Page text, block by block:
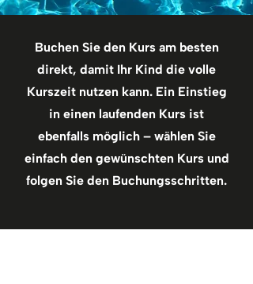
Buchen Sie den Kurs am besten
direkt, damit Ihr Kind die volle
Kurszeit nutzen kann. Ein Einstieg
in einen laufenden Kurs ist
ebenfalls möglich – wählen Sie
einfach den gewünschten Kurs und
folgen Sie den Buchungsschritten.